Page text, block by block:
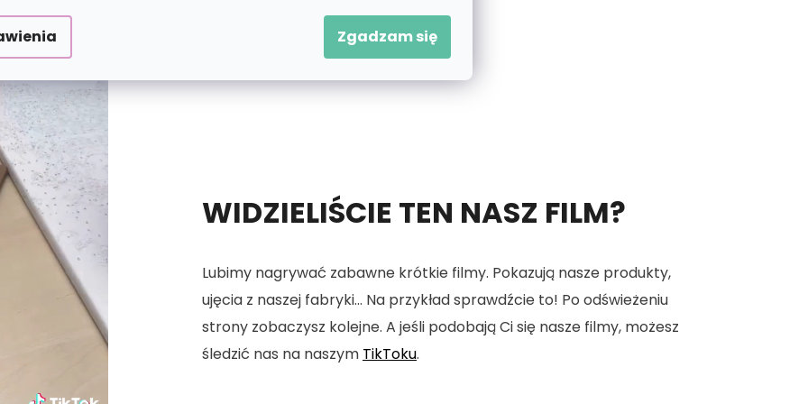
Zgadzam się
WIDZIELIŚCIE TEN NASZ FILM?
Lubimy nagrywać zabawne krótkie filmy. Pokazują nasze produkty,
ujęcia z naszej fabryki... Na przykład sprawdźcie to! Po odświeżeniu
strony zobaczysz kolejne. A jeśli podobają Ci się nasze filmy, możesz
śledzić nas na naszym TikToku.